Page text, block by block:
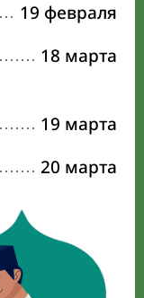
19 февраля
18 марта
19 марта
20 марта